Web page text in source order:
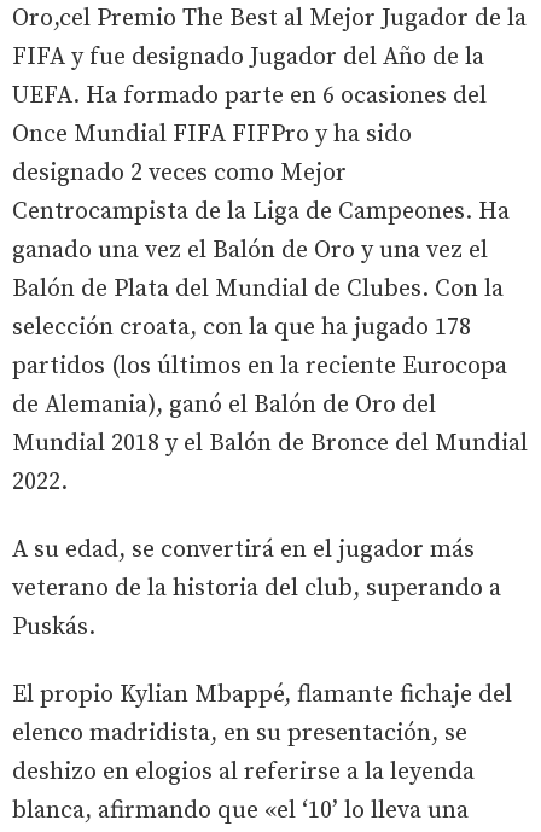
Oro,cel Premio The Best al Mejor Jugador de la
FIFA y fue designado Jugador del Año de la
UEFA. Ha formado parte en 6 ocasiones del
Once Mundial FIFA FIFPro y ha sido
designado 2 veces como Mejor
Centrocampista de la Liga de Campeones. Ha
ganado una vez el Balón de Oro y una vez el
Balón de Plata del Mundial de Clubes. Con la
selección croata, con la que ha jugado 178
partidos (los últimos en la reciente Eurocopa
de Alemania), ganó el Balón de Oro del
Mundial 2018 y el Balón de Bronce del Mundial
2022.
A su edad, se convertirá en el jugador más
veterano de la historia del club, superando a
Puskás.
El propio Kylian Mbappé, flamante fichaje del
elenco madridista, en su presentación, se
deshizo en elogios al referirse a la leyenda
blanca, afirmando que «el ‘10’ lo lleva una